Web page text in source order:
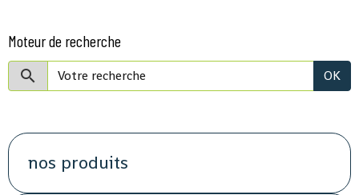
Moteur de recherche
OK
nos produits